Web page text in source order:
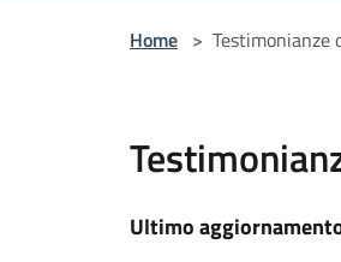
Home > Testimonianze
Ultimo